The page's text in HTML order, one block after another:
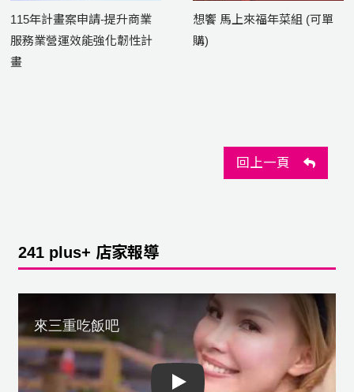
115年計畫案申請-提升商業
服務業營運效能強化韌性計
畫
想饗 馬上來福年菜組 (可單
購)
回上一頁
241 plus+ 店家報導